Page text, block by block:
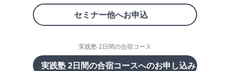
セミナー他へお申込
実践塾 2日間の合宿コース
実践塾 2日間の合宿コースへのお申し込み